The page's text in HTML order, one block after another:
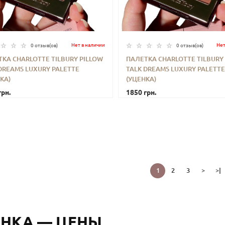
0 отзыв(ов) Нет в наличии
CHARLOTTE TILBURY PILLOW
LUXURY PALETTE
0 отзыв(ов)
ПАЛЕТКА CHARLOTTE TILBURY
TALK DREAMS LUXURY PALETTE
(УЦЕНКА)
1850 грн.
-
1 2 3 > >|